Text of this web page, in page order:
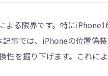
る限界です。特に
事では、iPhoneの位置偽
を掘り下げます。これに